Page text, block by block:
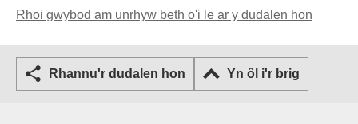
Rhoi gwybod am unrhyw beth o'i le ar y dudalen hon
Rhannu'r dudalen hon Yn ôl i'r brig